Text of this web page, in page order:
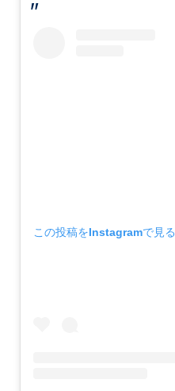
この投稿をInstagramで見る